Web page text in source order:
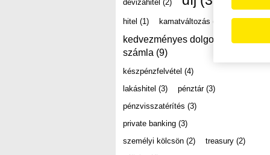
devizahitel (2)
hitel (1) kamatváltozás (2)
kedvezményes dolgozói
számla (9)
készpénzfelvétel (4)
lakáshitel (3) pénztár (3)
pénzvisszatérítés (3)
private banking (3)
személyi kölcsön (2) treasury (2)